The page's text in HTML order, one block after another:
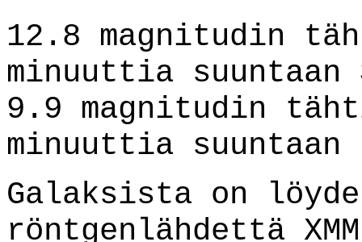
12.8 magnitudin
minuuttia suuntaan
9.9 magnitudin
minuuttia suuntaan
Galaksista on
röntgenlähdettä